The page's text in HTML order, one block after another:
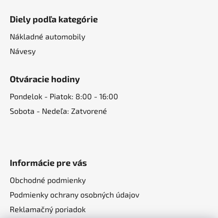
Diely podľa kategórie
Nákladné automobily
Návesy
Otváracie hodiny
Pondelok - Piatok: 8:00 - 16:00
Sobota - Nedeľa: Zatvorené
Informácie pre vás
Obchodné podmienky
Podmienky ochrany osobných údajov
Reklamačný poriadok